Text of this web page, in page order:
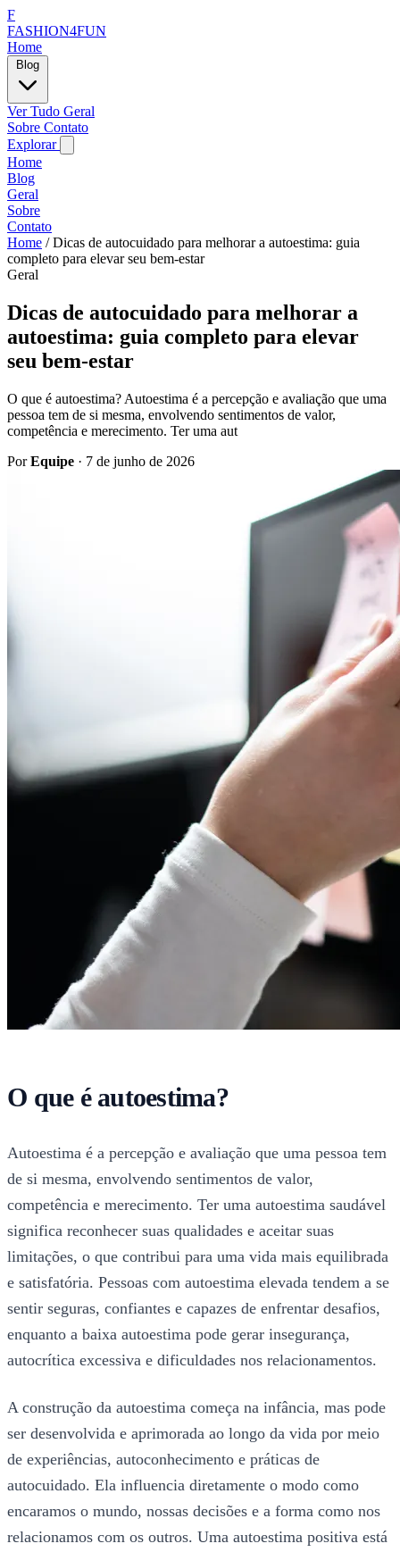
F
FASHION4FUN
Home
Ver Tudo Geral
Sobre Contato
Explorar
Home
Blog
Geral
Sobre
Contato
Home / Dicas de autocuidado para melhorar a autoestima: guia
completo para elevar seu bem-estar
Geral
Dicas de autocuidado para melhorar a
autoestima: guia completo para elevar
seu bem-estar
O que é autoestima? Autoestima é a percepção e avaliação que uma
pessoa tem de si mesma, envolvendo sentimentos de valor,
competência e merecimento. Ter uma aut
PorEquipe · 7 de junho de 2026
O que é autoestima?
Autoestima é a percepção e avaliação que uma pessoa tem
de si mesma, envolvendo sentimentos de valor,
competência e merecimento. Ter uma autoestima saudável
significa reconhecer suas qualidades e aceitar suas
limitações, o que contribui para uma vida mais equilibrada
e satisfatória. Pessoas com autoestima elevada tendem a se
sentir seguras, confiantes e capazes de enfrentar desafios,
enquanto a baixa autoestima pode gerar insegurança,
autocrítica excessiva e dificuldades nos relacionamentos.
A construção da autoestima começa na infância, mas pode
ser desenvolvida e aprimorada ao longo da vida por meio
de experiências, autoconhecimento e práticas de
autocuidado. Ela influencia diretamente o modo como
encaramos o mundo, nossas decisões e a forma como nos
relacionamos com os outros. Uma autoestima positiva está